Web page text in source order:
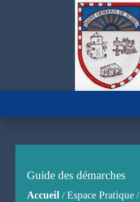
Guide des démarches
Accueil/Espace Pratique/